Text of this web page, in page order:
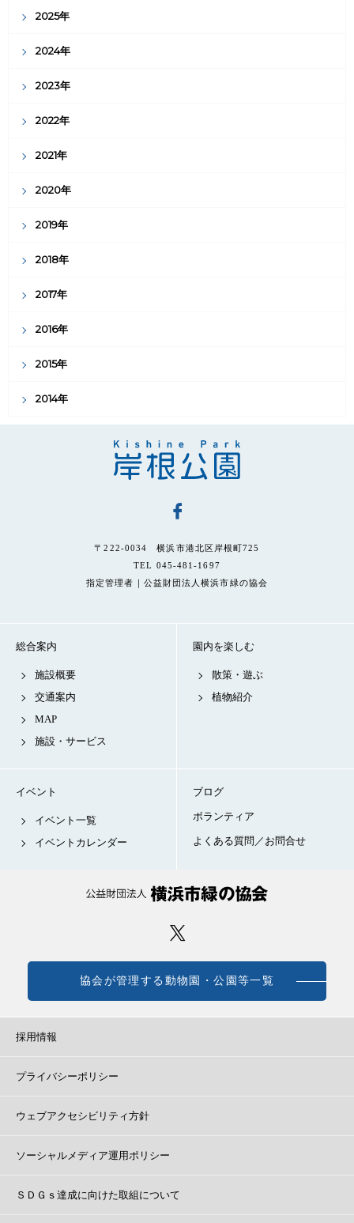
2025年
2024年
2023年
2022年
2021年
2020年
2019年
2018年
2017年
2016年
2015年
2014年
〒222-0034 横浜市港北区岸根町725
TEL 045-481-1697
指定管理者｜公益財団法人横浜市緑の協会
総合案内
施設概要
交通案内
MAP
施設・サービス
園内を楽しむ
散策・遊ぶ
植物紹介
イベント
イベント一覧
イベントカレンダー
ブログ
ボランティア
よくある質問／お問合せ
協会が管理する動物園・公園等一覧
採用情報
プライバシーポリシー
ウェブアクセシビリティ方針
ソーシャルメディア運用ポリシー
ＳＤＧｓ達成に向けた取組について